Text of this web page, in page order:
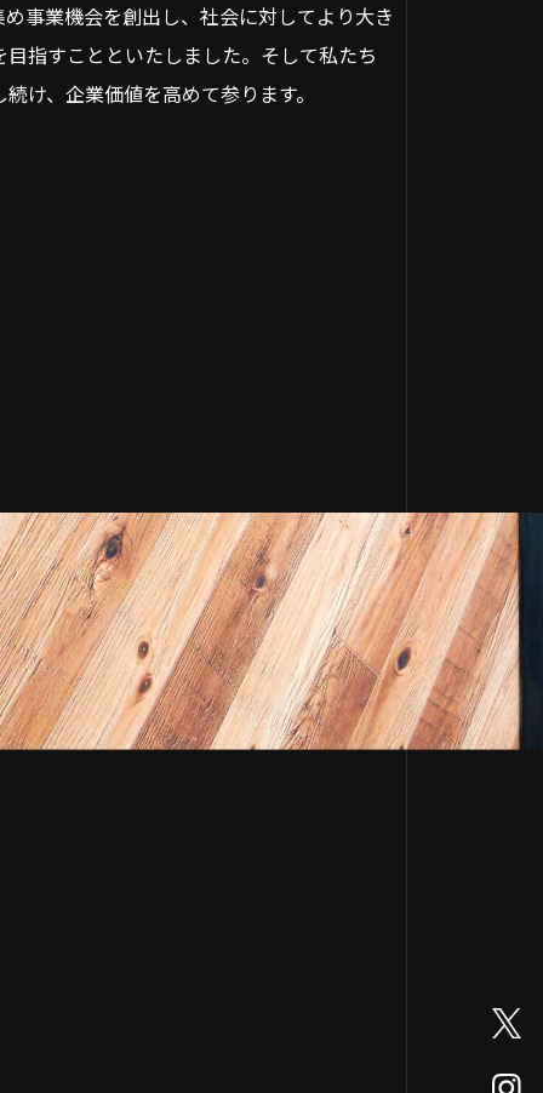
事業機会を創出し、社会に対してより大き
指すことといたしました。そして私たち
け、企業価値を高めて参ります。